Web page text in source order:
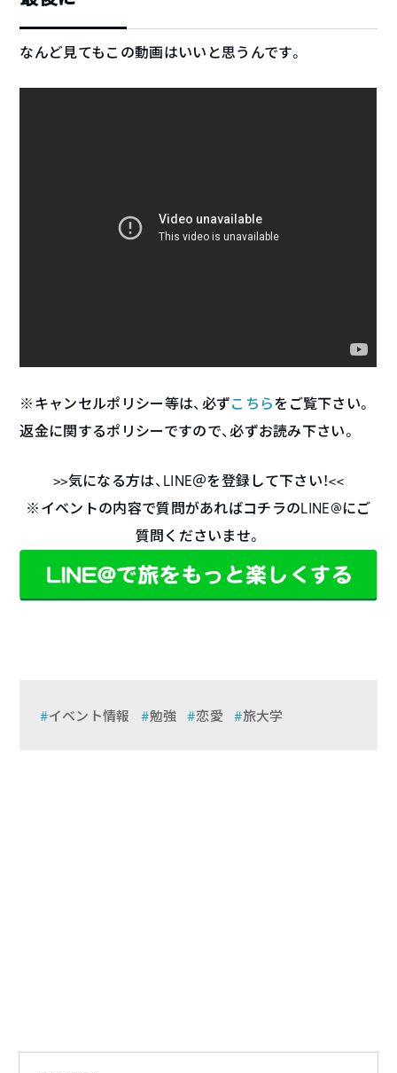
なんど見てもこの動画はいいと思うんです。
※キャンセルポリシー等は、必ずこちらをご覧下さい。
返金に関するポリシーですので、必ずお読み下さい。
>>気になる方は、LINE＠を登録して下さい！<<
※イベントの内容で質問があればコチラのLINE@にご
質問くださいませ。
イベント情報 勉強 恋愛 旅大学